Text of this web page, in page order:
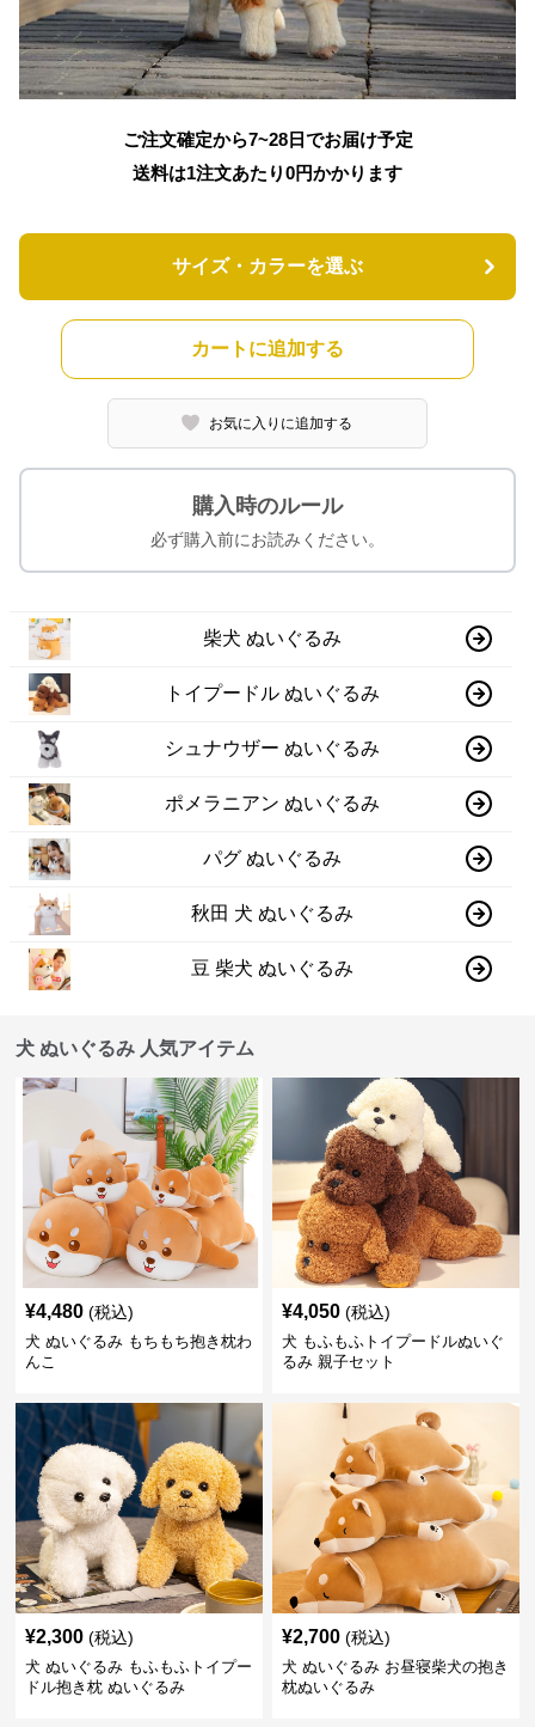
ご注文確定から7~28日でお届け予定
送料は1注文あたり0円かかります
サイズ・カラーを選ぶ
カートに追加する
お気に入りに追加する
購入時のルール
必ず購入前にお読みください。
柴犬 ぬいぐるみ
トイプードル ぬいぐるみ
シュナウザー ぬいぐるみ
ポメラニアン ぬいぐるみ
パグ ぬいぐるみ
秋田 犬 ぬいぐるみ
豆 柴犬 ぬいぐるみ
犬 ぬいぐるみ 人気アイテム
¥4,480 (税込)
犬 ぬいぐるみ もちもち抱き枕わ
んこ
¥4,050 (税込)
犬 もふもふトイプードルぬいぐ
るみ 親子セット
¥2,300 (税込)
犬 ぬいぐるみ もふもふトイプー
ドル抱き枕 ぬいぐるみ
¥2,700 (税込)
犬 ぬいぐるみ お昼寝柴犬の抱き
枕ぬいぐるみ